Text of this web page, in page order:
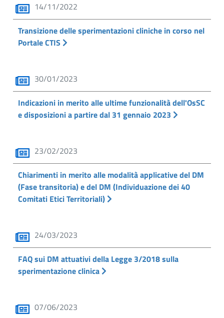
14/11/2022
Transizione delle sperimentazioni cliniche in corso nel
Portale CTIS
30/01/2023
Indicazioni in merito alle ultime funzionalità dell'OsSC
e disposizioni a partire dal 31 gennaio 2023
23/02/2023
Chiarimenti in merito alle modalità applicative del DM
(Fase transitoria) e del DM (Individuazione dei 40
Comitati Etici Territoriali)
24/03/2023
FAQ sui DM attuativi della Legge 3/2018 sulla
sperimentazione clinica
07/06/2023